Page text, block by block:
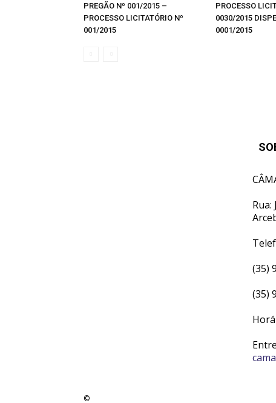
PREGÃO Nº 001/2015 –
PROCESSO LICITATÓRIO Nº
001/2015
PROCESSO
0030/2015
0001/2015
(35)
(35)
©